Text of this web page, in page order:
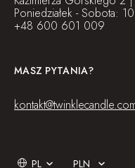
Poniedziałek - Sobota:
+48 600 601 009
MASZ PYTANIA?